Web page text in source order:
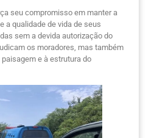
seu compromisso em manter a
a qualidade de vida de seus
sem a devida autorização do
os moradores, mas também
e à estrutura do